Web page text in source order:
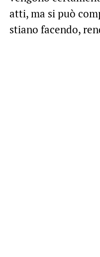
atti, ma si può
stiano facendo,